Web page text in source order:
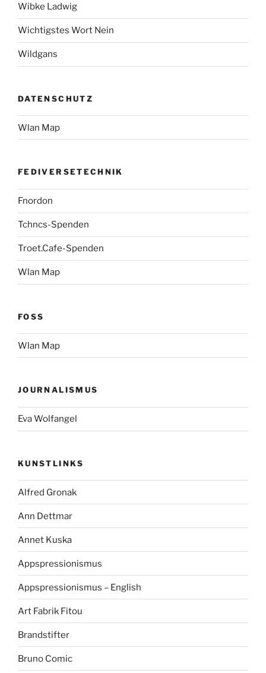
Wibke Ladwig
Wichtigstes Wort Nein
Wildgans
DATENSCHUTZ
Wlan Map
FEDIVERSETECHNIK
Fnordon
Tchncs-Spenden
Troet.Cafe-Spenden
Wlan Map
FOSS
Wlan Map
JOURNALISMUS
Eva Wolfangel
KUNSTLINKS
Alfred Gronak
Ann Dettmar
Annet Kuska
Appspressionismus
Appspressionismus – English
Art Fabrik Fitou
Brandstifter
Bruno Comic